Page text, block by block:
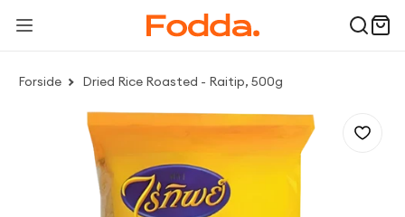
Forside Dried Rice Roasted - Raitip, 500g